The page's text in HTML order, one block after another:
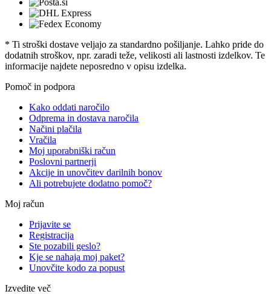
* Ti stroški dostave veljajo za standardno pošiljanje. Lahko pride do
dodatnih stroškov, npr. zaradi teže, velikosti ali lastnosti izdelkov. Te
informacije najdete neposredno v opisu izdelka.
Pomoč in podpora
Kako oddati naročilo
Odprema in dostava naročila
Načini plačila
Vračila
Moj uporabniški račun
Poslovni partnerji
Akcije in unovčitev darilnih bonov
Ali potrebujete dodatno pomoč?
Moj račun
Prijavite se
Registracija
Ste pozabili geslo?
Kje se nahaja moj paket?
Unovčite kodo za popust
Izvedite več